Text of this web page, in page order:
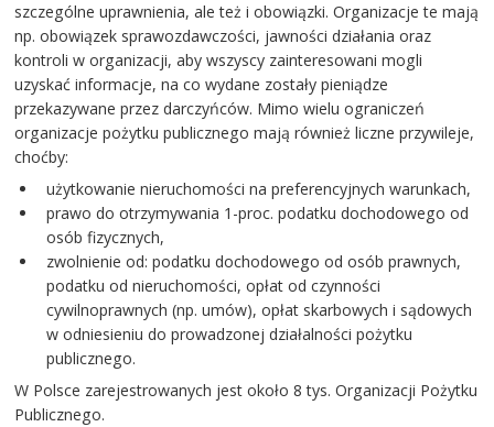
szczególne uprawnienia, ale też i obowiązki. Organizacje te mają
np. obowiązek sprawozdawczości, jawności działania oraz
kontroli w organizacji, aby wszyscy zainteresowani mogli
uzyskać informacje, na co wydane zostały pieniądze
przekazywane przez darczyńców. Mimo wielu ograniczeń
organizacje pożytku publicznego mają również liczne przywileje,
choćby:
użytkowanie nieruchomości na preferencyjnych warunkach,
prawo do otrzymywania 1-proc. podatku dochodowego od
osób fizycznych,
zwolnienie od: podatku dochodowego od osób prawnych,
podatku od nieruchomości, opłat od czynności
cywilnoprawnych (np. umów), opłat skarbowych i sądowych
w odniesieniu do prowadzonej działalności pożytku
publicznego.
W Polsce zarejestrowanych jest około 8 tys. Organizacji Pożytku
Publicznego.